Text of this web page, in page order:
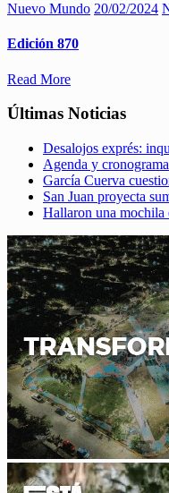
Nuevo Mundo 20/02/2024
Edición 870
Read More
Últimas Noticias
Desalojos exprés:
Agenda y
García Cuerva
San Juan proyecta
Hallaron una mochila